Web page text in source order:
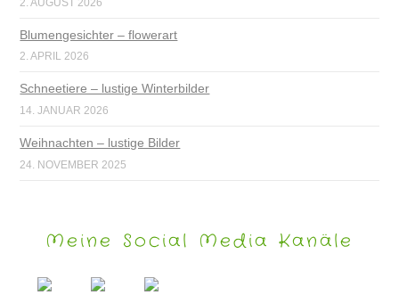
Blumengesichter – flowerart
2. APRIL 2026
Schneetiere – lustige Winterbilder
14. JANUAR 2026
Weihnachten – lustige Bilder
24. NOVEMBER 2025
Meine Social Media Kanäle